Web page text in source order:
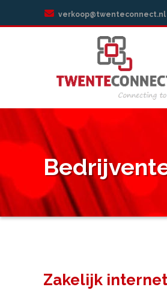
verkoop@twenteconnect.nl
Zakelijk